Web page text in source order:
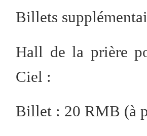
Billets
Hall de la prière
Ciel :
Billet : 20 RMB (à